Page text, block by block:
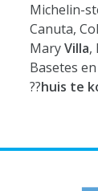
Michelin-
Canuta,
MaryVilla,
Basetes
??huis te